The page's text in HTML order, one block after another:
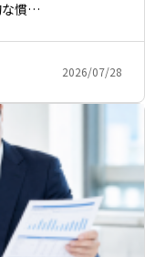
な慣…
2026/07/28